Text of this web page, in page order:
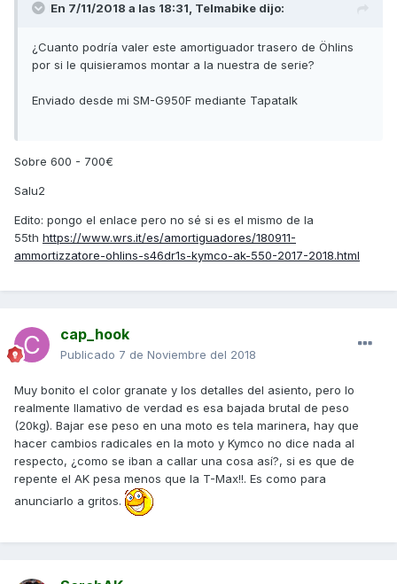
En 7/11/2018 a las 18:31, Telmabike dijo:
¿Cuanto podría valer este amortiguador trasero de Öhlins
por si le quisieramos montar a la nuestra de serie?
Enviado desde mi SM-G950F mediante Tapatalk
Sobre 600 - 700€
Salu2
Edito: pongo el enlace pero no sé si es el mismo de la
55th https://www.wrs.it/es/amortiguadores/180911-
ammortizzatore-ohlins-s46dr1s-kymco-ak-550-2017-2018.html
cap_hook
Publicado 7 de Noviembre del 2018
Muy bonito el color granate y los detalles del asiento, pero lo
realmente llamativo de verdad es esa bajada brutal de peso
(20kg). Bajar ese peso en una moto es tela marinera, hay que
hacer cambios radicales en la moto y Kymco no dice nada al
respecto, ¿como se iban a callar una cosa así?, si es que de
repente el AK pesa menos que la T-Max!!. Es como para
anunciarlo a gritos.